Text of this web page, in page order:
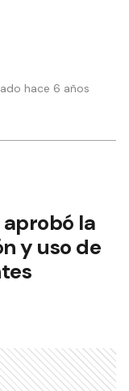
hace 6 años
la
y uso de